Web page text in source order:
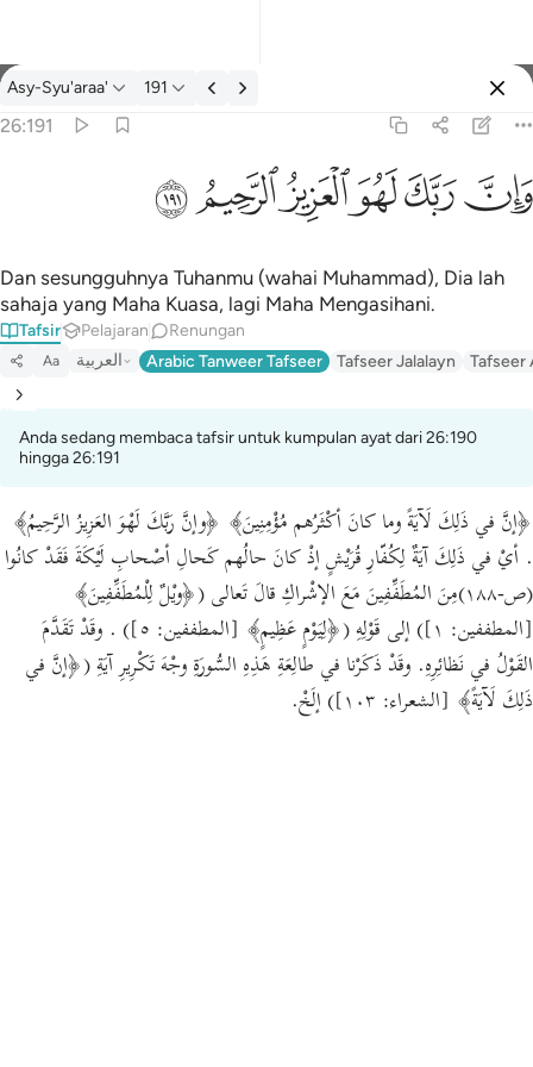
Tafsir: Asy-Syu'araa' 26:191
Asy-Syu'araa' 191
26:191
وَإِنَّ رَبَّكَ لَهُوَ ٱلْعَزِيزُ ٱلرَّحِيمُ ١٩١
ﱽﱾﱿﲀﲁﲂ
Dan sesungguhnya Tuhanmu (wahai Muhammad), Dia lah
sahaja yang Maha Kuasa, lagi Maha Mengasihani.
Tafsir Pelajaran Renungan
Aa العربية Arabic Tanweer Tafseer Tafseer Jalalayn Tafseer
Anda sedang membaca tafsir untuk kumpulan ayat dari 26:190
hingga 26:191
﴿إنَّ في ذَلِكَ لَآيَةً وما كانَ أكْثَرُهم مُؤْمِنِينَ﴾ ﴿وإنَّ رَبَّكَ لَهْوَ العَزِيزُ الرَّحِيمُ﴾
. أيْ في ذَلِكَ آيَةٌ لِكُفّارِ قُرَيْشٍ إذْ كانَ حالُهم كَحالِ أصْحابِ لَيْكَةَ فَقَدْ كانُوا
(ص-١٨٨)مِنَ المُطَفِّفِينَ مَعَ الإشْراكِ قالَ تَعالى (﴿ويْلٌ لِلْمُطَفِّفِينَ﴾
[المطففين: ١]) إلى قَوْلِهِ (﴿لِيَوْمٍ عَظِيمٍ﴾ [المطففين: ٥]) . وقَدْ تَقَدَّمَ
القَوْلُ في نَظائِرِهِ. وقَدْ ذَكَرْنا في طالِعَةِ هَذِهِ السُّورَةِ وجْهَ تَكْرِيرِ آيَةِ (﴿إنَّ في
ذَلِكَ لَآيَةً﴾ [الشعراء: ١٠٣]) إلَخْ.